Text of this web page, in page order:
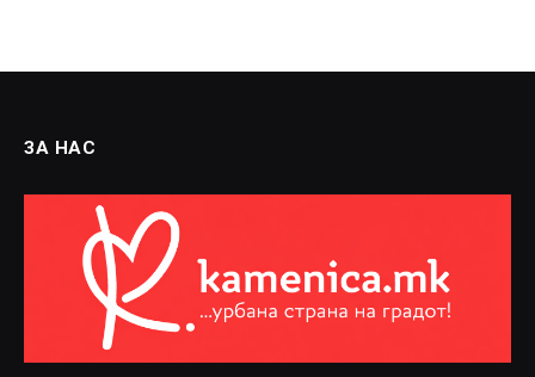
ЗА НАС